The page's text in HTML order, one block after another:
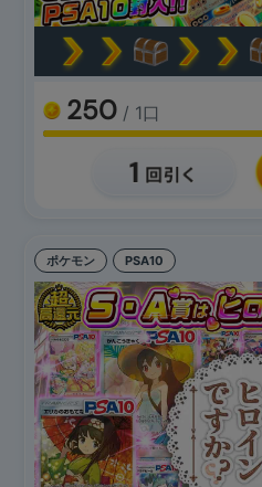
250 / 1口
ポケモン PSA10